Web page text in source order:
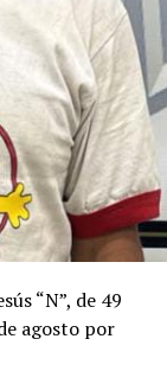
“N”, de 49
agosto por